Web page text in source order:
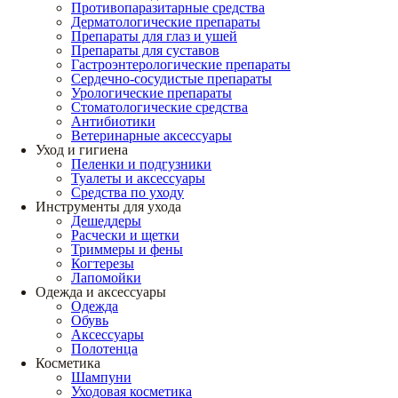
Противопаразитарные средства
Дерматологические препараты
Препараты для глаз и ушей
Препараты для суставов
Гастроэнтерологические препараты
Сердечно-сосудистые препараты
Урологические препараты
Стоматологические средства
Антибиотики
Ветеринарные аксессуары
Уход и гигиена
Пеленки и подгузники
Туалеты и аксессуары
Средства по уходу
Инструменты для ухода
Дешеддеры
Расчески и щетки
Триммеры и фены
Когтерезы
Лапомойки
Одежда и аксессуары
Одежда
Обувь
Аксессуары
Полотенца
Косметика
Шампуни
Уходовая косметика